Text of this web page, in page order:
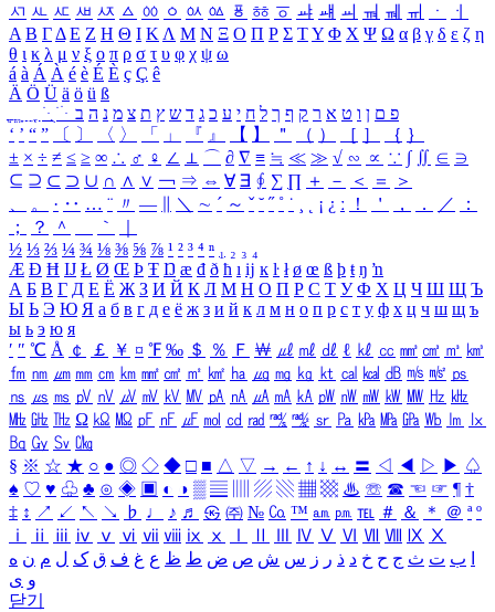
ㅺ ㅻ ㅼ ㅽ ㅾ ㅿ ㆀ ㆁ ㆂ ㆃ ㆄ ㆅ ㆆ ㆇ ㆈ ㆉ ㆊ ㆋ ㆌ ㆍ
ㆎ
Α Β ΓΔ Ε Ζ Η Θ Ι ΚΛ Μ Ν Ξ Ο Π Ρ Σ ΤΥ Φ Χ Ψ Ω α β γ δ ε ζ η
θ ι κ λ μ ν ξ ο π ρ σ τ υ φ χ ψ ω
á à Á À é è É È ç Ç ê
Ä Ö Ü ä ö ü ß
ִֶֹ ֻּ ׁׂ פ ם ן ו ט א ר ק ף ך ל ח י ע כ ג ד ש ץ ת צ מ נ ה ב
‘ ’ “ ” 〔 〕 〈 〉 「 」 『 』 【 】 ＂ （ ） ［ ］ ｛ ｝
± × ÷ ≠ ≤ ≥ ∞ ∴ ♂ ♀ ∠ ⊥ ⌒ ∂ ∇ ≡ ≒ ≪ ≫ √ ∽ ∝ ∵ ∫ ∬ ∈ ∋
⊆ ⊇ ⊂ ⊃ ∪ ∩ ∧ ∨ ￢ ⇒ ⇔ ∀ ∃ ∮ ∑ ∏ ＋ － ＜ ＝
＞
、
。 · ‥ … ¨ 〃 ― ＼ ∼ ´ ～ ˇ ˘ ˝ ˚ ˙ ¸ ¡ ¿ ː ！ ＇ ， ． ／
：
；
？ ＾ ｀
½ ⅓ ⅔ ¼ ¾ ⅛ ⅜ ⅝ ⅞ ¹ ² ³ ⁴ ⁿ ₁ ₂ ₃ ₄
Æ Ð Ħ Ĳ Ł Ø Œ Þ Ŧ Ŋ æ đ ð ħ ı ĳ ĸ ŀ ł ø œ ß þ ŧ ŋ ŉ
А Б В Г Д Е Ё Ж З И Й К Л М Н О П Р С Т У Ф Х Ц Ч Ш Щ Ъ
Ы Ь Э Ю Я а б в г д е ё ж з и й к л м н о п р с т у ф х ц ч ш щ ъ
ы ь э ю я
′ ″ ℃ Å ￠ ￡ ￥ ¤ ℉ ‰ ＄ ％ Ｆ ￦ ㎕ ㎖ ㎗ ℓ ㎘ ㏄ ㎣ ㎤ ㎥ ㎦
㎙ ㎚ ㎛ ㎜ ㎝ ㎞ ㎟ ㎠ ㎡ ㎢ ㏊ ㎍ ㎎ ㎏ ㏏ ㎈ ㎉ ㏈ ㎧ ㎨ ㎰
㎱ ㎲ ㎳ ㎴ ㎵ ㎶ ㎷ ㎸ ㎹ ㎀ ㎁ ㎂ ㎃ ㎄ ㎺ ㎻ ㎽ ㎾ ㎿ ㎐ ㎑
㎒ ㎓ ㎔ Ω ㏀ ㏁ ㎊ ㎋ ㎌ ㏖ ㏅ ㎭ ㎮ ㎯ ㏛ ㎩ ㎪ ㎫ ㎬ ㏝ ㏐
㏓
㏃ ㏉ ㏜ ㏆
§ ※ ☆ ★ ○ ● ◎ ◇ ◆ □ ■ △ ▽ → ← ↑ ↓ ↔ 〓 ◁ ◀ ▷ ▶ ♤
♠ ♡ ♥ ♧ ♣ ⊙ ◈ ▣ ◐ ◑ ▒ ▤ ▨ ▧ ▦ ▩ ♨ ☏ ☎ ☜ ☞ ¶ †
‡ ↕ ↗ ↙ ↖ ↘ ♭ ♩ ♪ ♬ ㉿ ㈜ № ㏇ ™ ㏂ ㏘ ℡ ＃ ＆ ＊ ＠ ª º
ⅰ
ⅱ ⅲ ⅳ ⅴ ⅵ ⅶ ⅷ ⅸ ⅹ Ⅳ Ⅴ Ⅵ Ⅶ Ⅷ Ⅸ Ⅹ
ب ت ث ج ح خ د ذ ر ز س ش ص ض ط ظ ع غ ف ق ک ل م ن ه
و ی
닫기